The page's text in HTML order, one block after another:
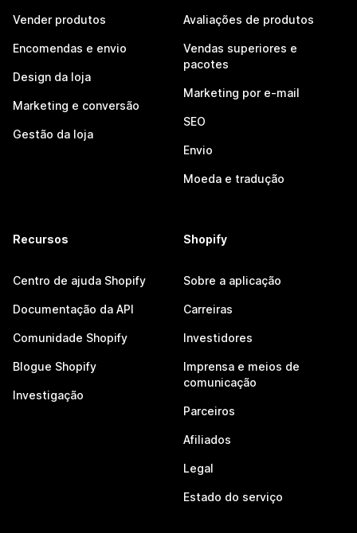
Vender produtos
Encomendas e envio
Design da loja
Marketing e conversão
Gestão da loja
Avaliações de produtos
Vendas superiores e
pacotes
Marketing por e-mail
SEO
Envio
Moeda e tradução
Recursos
Centro de ajuda Shopify
Documentação da API
Comunidade Shopify
Blogue Shopify
Investigação
Shopify
Sobre a aplicação
Carreiras
Investidores
Imprensa e meios de
comunicação
Parceiros
Afiliados
Legal
Estado do serviço